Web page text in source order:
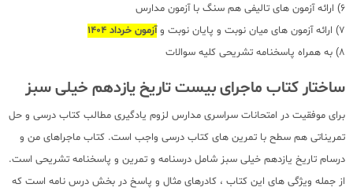
6) ارائه آزمون های تالیفی هم سنگ با آزمون مدارس
7) ارائه آزمون های میان نوبت و پایان نوبت و
آزمون خرداد 1404
8) به همراه پاسخنامه تشریحی کلیه سوالات
ساختار کتاب ماجرای بیست تاریخ یازدهم خیلی سبز
برای موفقیت در امتحانات سراسری مدارس لزوم یادگیری مطالب کتاب درسی و حل
تمریناتی هم سطح با تمرین های کتاب درسی واجب است. کتاب ماجراهای من و
درسام تاریخ یازدهم خیلی سبز شامل درسنامه و تمرین و پاسخنامه تشریحی است.
از جمله ویژگی های این کتاب ، کادرهای مثال و پاسخ در بخش درس نامه است که